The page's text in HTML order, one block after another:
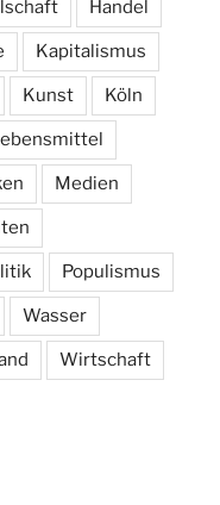
Handel
Kapitalismus
Kunst Köln
Medien
Populismus
Wasser
Wirtschaft